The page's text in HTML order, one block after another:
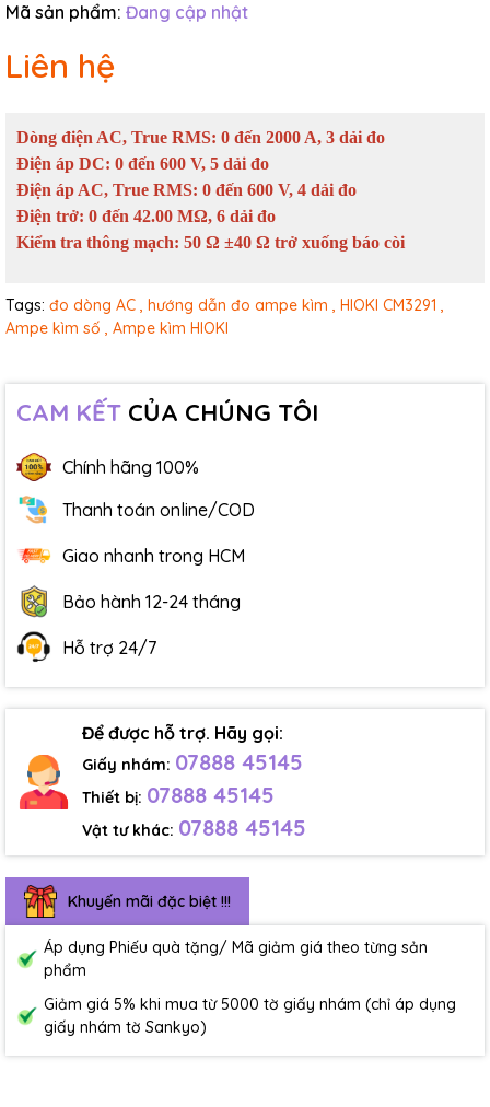
Mã sản phẩm: Đang cập nhật
Liên hệ
Dòng điện AC, True RMS: 0 đến 2000 A, 3 dải đo
Điện áp DC: 0 đến 600 V, 5 dải đo
Điện áp AC, True RMS: 0 đến 600 V, 4 dải đo
Điện trở: 0 đến 42.00 MΩ, 6 dải đo
Kiểm tra thông mạch: 50 Ω ±40 Ω trở xuống báo còi
Tags: đo dòng AC , hướng dẫn đo ampe kìm , HIOKI CM3291 ,
Ampe kìm số , Ampe kìm HIOKI
CAM KẾT CỦA CHÚNG TÔI
Chính hãng 100%
Thanh toán online/COD
Giao nhanh trong HCM
Bảo hành 12-24 tháng
Hỗ trợ 24/7
Để được hỗ trợ. Hãy gọi:
Giấy nhám: 07888 45145
Thiết bị: 07888 45145
Vật tư khác: 07888 45145
Khuyến mãi đặc biệt !!!
Áp dụng Phiếu quà tặng/ Mã giảm giá theo từng sản
phẩm
Giảm giá 5% khi mua từ 5000 tờ giấy nhám (chỉ áp dụng
giấy nhám tờ Sankyo)